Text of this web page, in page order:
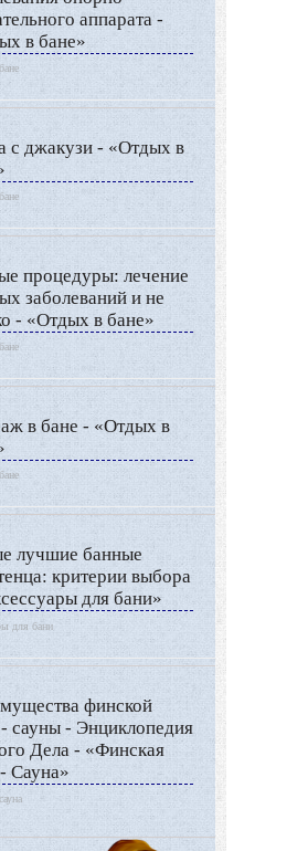
аппарата -
в бане»
с джакузи - «Отдых в
процедуры: лечение
заболеваний и не
- «Отдых в бане»
в бане - «Отдых в
лучшие банные
критерии выбора
для бани»
для бани
финской
сауны - Энциклопедия
Дела - «Финская
Сауна»